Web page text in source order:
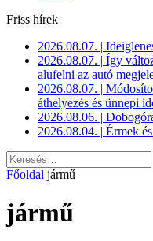
Friss hírek
2026.08.07. |
2026.08.07. | Így
alufelni az autó
2026.08.07. |
áthelyezés és ünnepi
2026.08.06. |
2026.08.04. | Érmek
Keresés:
Főoldal jármű
jármű